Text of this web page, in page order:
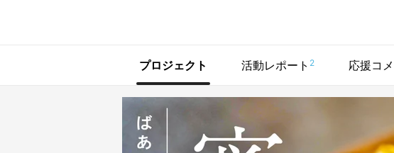
プロジェクト 活動レポート 2 応援コ